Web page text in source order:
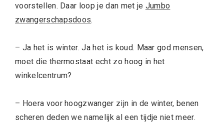
voorstellen. Daar loop je dan met je Jumbo
zwangerschapsdoos.
– Ja het is winter. Ja het is koud. Maar god mensen,
moet die thermostaat echt zo hoog in het
winkelcentrum?
– Hoera voor hoogzwanger zijn in de winter, benen
scheren deden we namelijk al een tijdje niet meer.